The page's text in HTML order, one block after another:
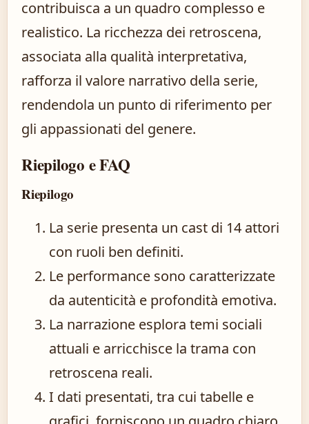
contribuisca a un quadro complesso e
realistico. La ricchezza dei retroscena,
associata alla qualità interpretativa,
rafforza il valore narrativo della serie,
rendendola un punto di riferimento per
gli appassionati del genere.
Riepilogo e FAQ
Riepilogo
La serie presenta un cast di 14 attori
con ruoli ben definiti.
Le performance sono caratterizzate
da autenticità e profondità emotiva.
La narrazione esplora temi sociali
attuali e arricchisce la trama con
retroscena reali.
I dati presentati, tra cui tabelle e